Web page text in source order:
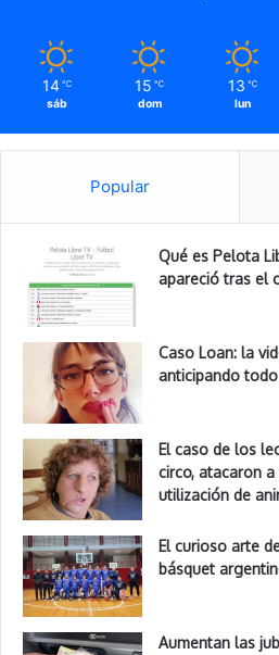
14 ℃
sáb
15 ℃
dom
13 ℃
lun
Popular
Qué es Pelota
apareció tras el
Caso Loan: la
anticipando
El caso de los
circo, atacaron
utilización de
El curioso arte
básquet
Aumentan las